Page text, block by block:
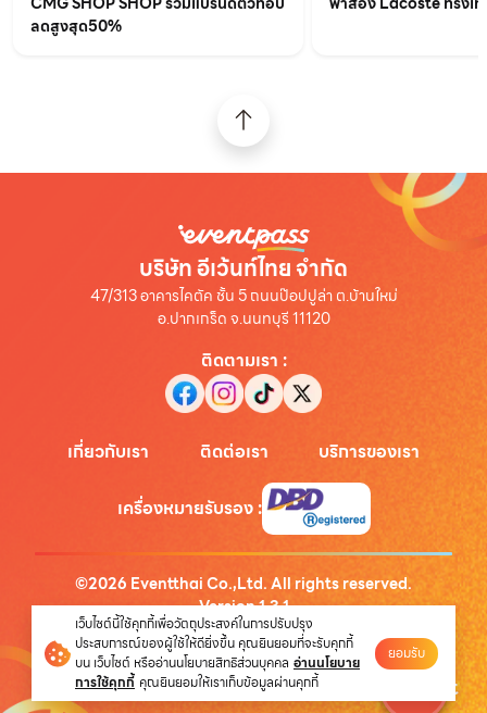
ลดสูงสุด50%
บริษัท อีเว้นท์ไทย จำกัด
47/313 อาคารไคตัค ชั้น 5 ถนนป๊อปปูล่า ต.บ้านใหม่
อ.ปากเกร็ด จ.นนทบุรี 11120
ติดตามเรา :
เกี่ยวกับเรา ติดต่อเรา บริการของเรา
เครื่องหมายรับรอง:
©2026 Eventthai Co.,Ltd. All rights reserved.
Version1.3.1
นโยบายความเป็นส่วนตัว
เว็บไซต์นี้ใช้คุกกี้เพื่อวัตถุประสงค์ในการปรับปรุง
ประสบการณ์ของผู้ใช้ให้ดียิ่งขึ้น คุณยินยอมที่จะรับคุกกี้
บน เว็บไซต์ หรืออ่านนโยบายสิทธิส่วนบุคคล อ่านนโยบาย
การใช้คุกกี้ คุณยินยอมให้เราเก็บข้อมูลผ่านคุกกี้
ยอมรับ